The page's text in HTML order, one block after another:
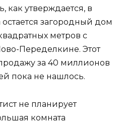
как утверждается, в
остается загородный дом
метров с
Переделкине. Этот
за 40 миллионов
пока не нашлось.
не планирует
комната